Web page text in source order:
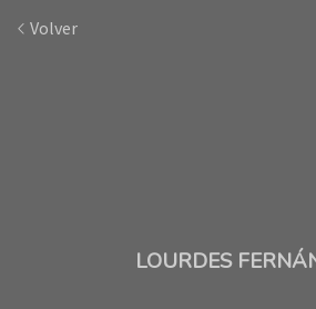
Volver
LOURDES